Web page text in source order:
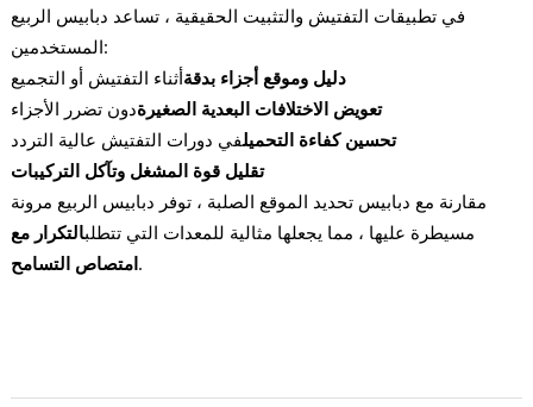
في تطبيقات التفتيش والتثبيت الحقيقية ، تساعد دبابيس الربيع
المستخدمين:
دليل وموقع أجزاء بدقةأثناء التفتيش أو التجميع
تعويض الاختلافات البعدية الصغيرةدون تضرر الأجزاء
تحسين كفاءة التحميلفي دورات التفتيش عالية التردد
تقليل قوة المشغل وتآكل التركيبات
مقارنة مع دبابيس تحديد الموقع الصلبة ، توفر دبابيس الربيع مرونة
مسيطرة عليها ، مما يجعلها مثالية للمعدات التي تتطلبالتكرار مع
امتصاص التسامح.